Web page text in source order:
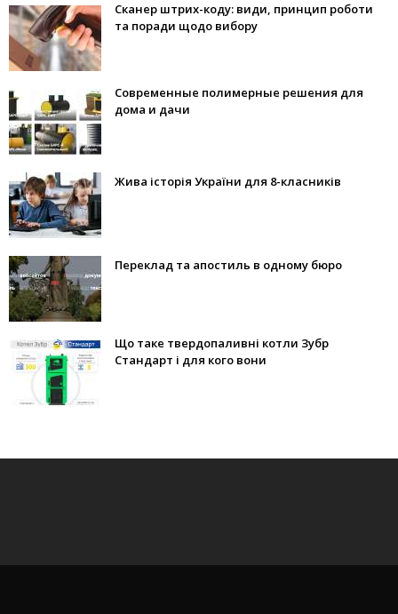
Сканер штрих-коду: види, принцип роботи
та поради щодо вибору
Современные полимерные решения для
дома и дачи
Жива історія України для 8-класників
Переклад та апостиль в одному бюро
Що таке твердопаливні котли Зубр
Стандарт і для кого вони